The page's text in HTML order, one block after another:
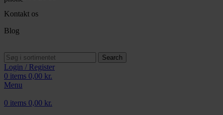
Kontakt os
Blog
Search
Login / Register
0 items 0,00 kr.
Menu
0 items 0,00 kr.